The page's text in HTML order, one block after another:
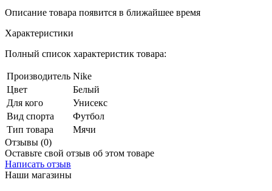
Описание товара появится в ближайшее время
Характеристики
Полный список характеристик товара:
Производитель Nike
Цвет
Белый
Для кого
Унисекс
Вид спорта
Футбол
Тип товара
Мячи
Отзывы (0)
Оставьте свой отзыв об этом товаре
Написать отзыв
Наши магазины